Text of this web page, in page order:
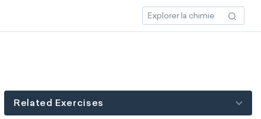
Related Exercises